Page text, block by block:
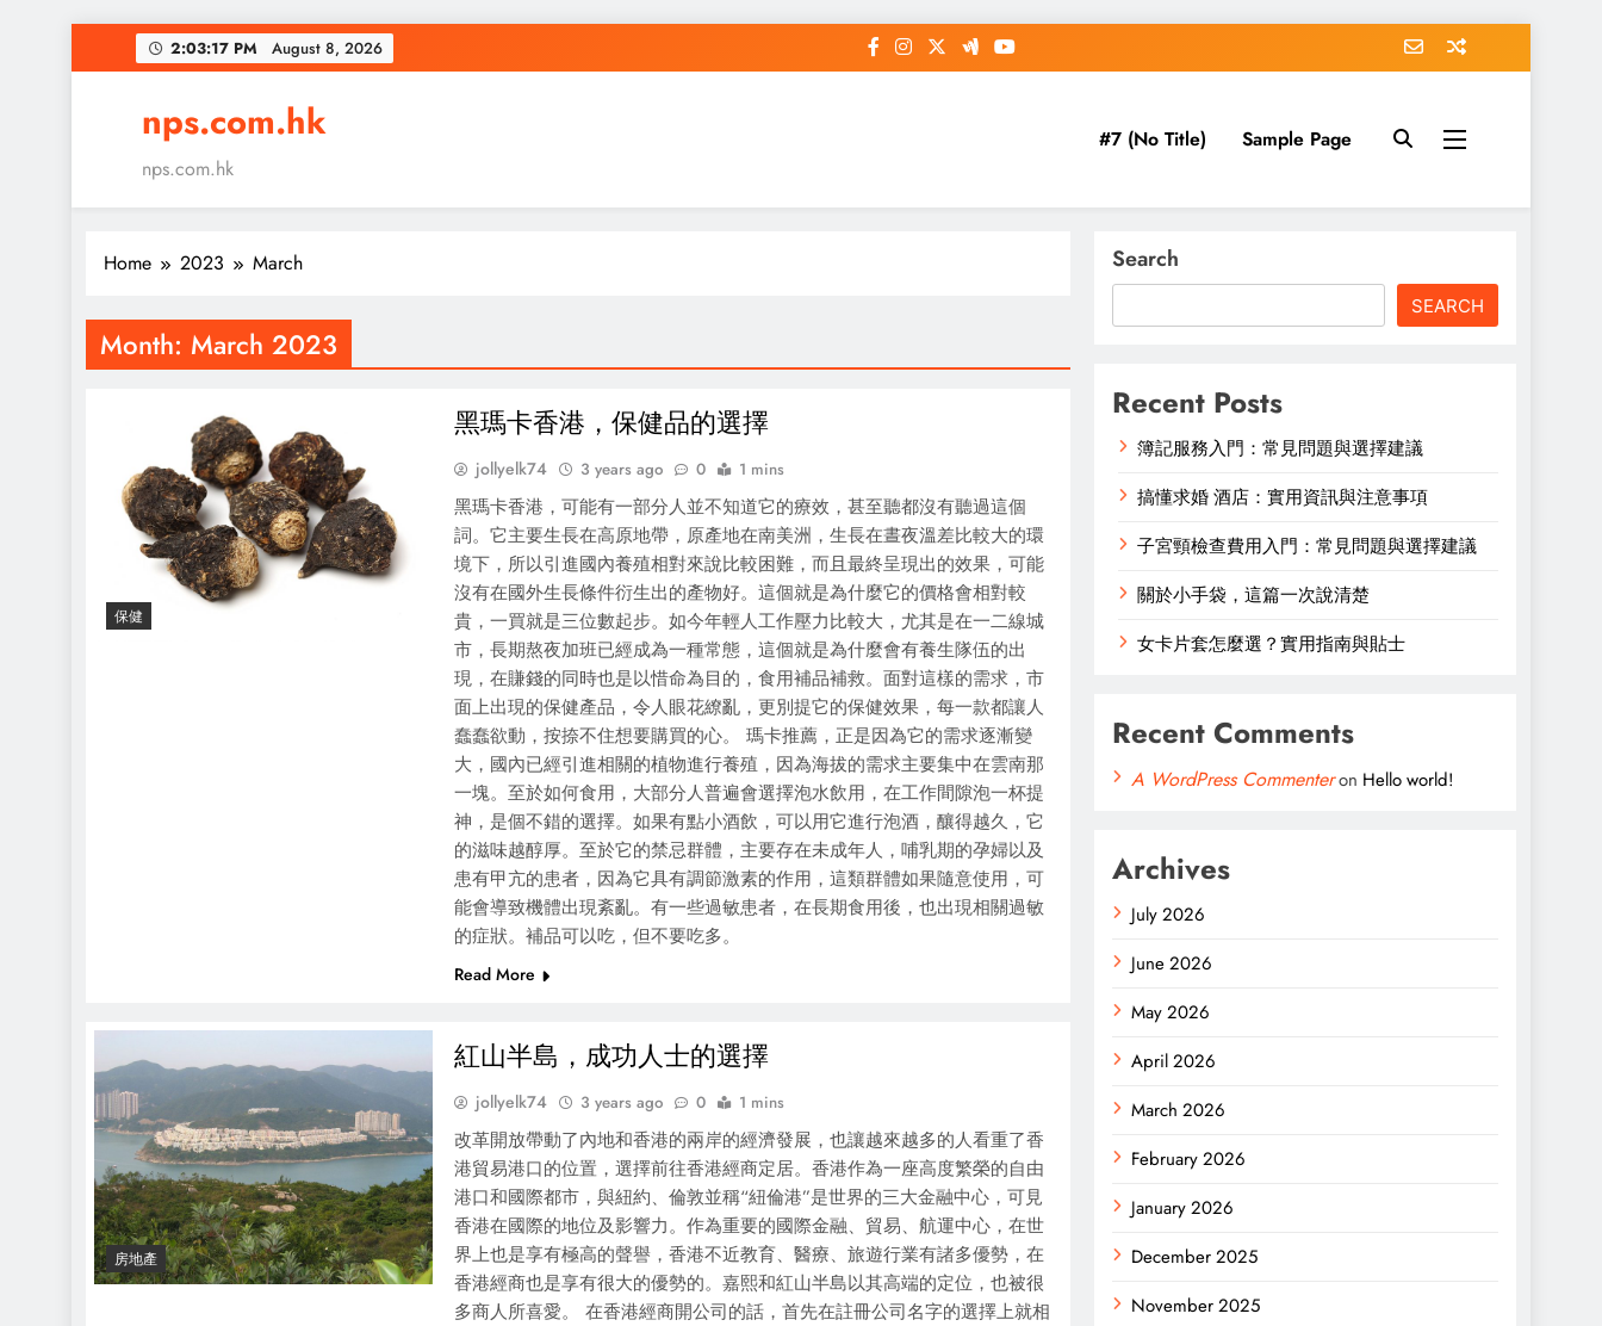
to
2:03:18 PM August 8, 2026
nps.com.hk
nps.com.hk
#7 (no Title) Sample Page
Home 2023 March
Month: March 2023
保健
黑瑪卡香港，保健品的選擇
jollyelk74 3 years ago 0 1 mins
黑瑪卡香港，可能有一部分人並不知道它的療效，甚至聽都沒有聽過這個
詞。它主要生長在高原地帶，原產地在南美洲，生長在晝夜溫差比較大的環
境下，所以引進國內養殖相對來說比較困難，而且最終呈現出的效果，可能
沒有在國外生長條件衍生出的產物好。這個就是為什麼它的價格會相對較
貴，一買就是三位數起步。如今年輕人工作壓力比較大，尤其是在一二線城
市，長期熬夜加班已經成為一種常態，這個就是為什麼會有養生隊伍的出
現，在賺錢的同時也是以惜命為目的，食用補品補救。面對這樣的需求，市
面上出現的保健產品，令人眼花繚亂，更別提它的保健效果，每一款都讓人
蠢蠢欲動，按捺不住想要購買的心。 瑪卡推薦，正是因為它的需求逐漸變
大，國內已經引進相關的植物進行養殖，因為海拔的需求主要集中在雲南那
一塊。至於如何食用，大部分人普遍會選擇泡水飲用，在工作間隙泡一杯提
神，是個不錯的選擇。如果有點小酒飲，可以用它進行泡酒，釀得越久，它
的滋味越醇厚。至於它的禁忌群體，主要存在未成年人，哺乳期的孕婦以及
患有甲亢的患者，因為它具有調節激素的作用，這類群體如果隨意使用，可
能會導致機體出現紊亂。有一些過敏患者，在長期食用後，也出現相關過敏
的症狀。補品可以吃，但不要吃多。
Read More
房地產
紅山半島，成功人士的選擇
jollyelk74 3 years ago 0 1 mins
改革開放帶動了內地和香港的兩岸的經濟發展，也讓越來越多的人看重了香
港貿易港口的位置，選擇前往香港經商定居。香港作為一座高度繁榮的自由
港口和國際都市，與紐約、倫敦並稱“紐倫港”是世界的三大金融中心，可見
香港在國際的地位及影響力。作為重要的國際金融、貿易、航運中心，在世
界上也是享有極高的聲譽，香港不近教育、醫療、旅遊行業有諸多優勢，在
香港經商也是享有很大的優勢的。嘉熙和紅山半島以其高端的定位，也被很
多商人所喜愛。 在香港經商開公司的話，首先在註冊公司名字的選擇上就相
Search
SEARCH
Recent Posts
簿記服務入門：常見問題與選擇建議
搞懂求婚 酒店：實用資訊與注意事項
子宮頸檢查費用入門：常見問題與選擇建議
關於小手袋，這篇一次說清楚
女卡片套怎麼選？實用指南與貼士
Recent Comments
A WordPress Commenteron Hello world!
Archives
July 2026
June 2026
May 2026
April 2026
March 2026
February 2026
January 2026
December 2025
November 2025